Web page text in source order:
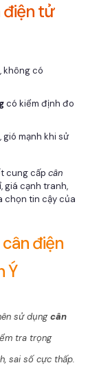
điện tử
không có
có kiểm định đo
gió mạnh khi sử
cung cấp cân
giá cạnh tranh,
chọn tin cậy của
điện
Ý
sử dụngcân
tra trọng
sai số cực thấp.